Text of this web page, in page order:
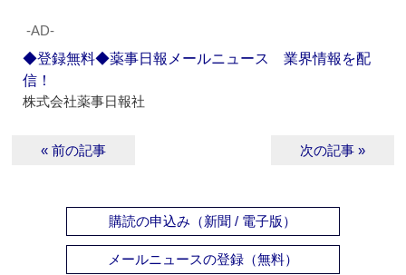
‐AD‐
◆登録無料◆薬事日報メールニュース 業界情報を配
信！
株式会社薬事日報社
« 前の記事 次の記事 »
購読の申込み（新聞 / 電子版）
メールニュースの登録（無料）